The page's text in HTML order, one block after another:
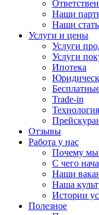
Наши
Наши
Услуги и цены
Услуги
Услуги
Ипотека
Trade-in
Отзывы
Работа у нас
Почему
С чего
Наши
Наша
Истории
Полезное